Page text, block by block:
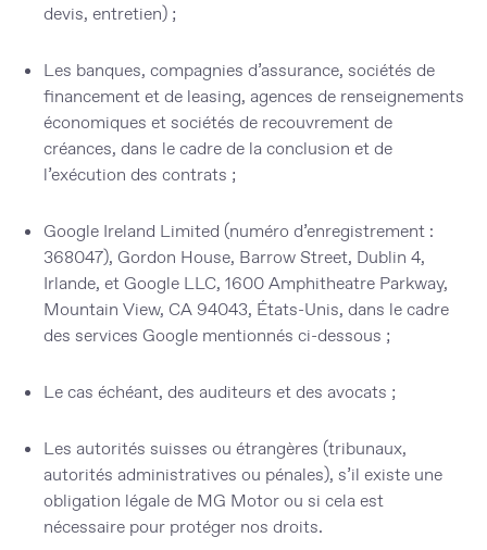
devis, entretien) ;
Les banques, compagnies d’assurance, sociétés de
financement et de leasing, agences de renseignements
économiques et sociétés de recouvrement de
créances, dans le cadre de la conclusion et de
l’exécution des contrats ;
Google Ireland Limited (numéro d’enregistrement :
368047), Gordon House, Barrow Street, Dublin 4,
Irlande, et Google LLC, 1600 Amphitheatre Parkway,
Mountain View, CA 94043, États-Unis, dans le cadre
des services Google mentionnés ci-dessous ;
Le cas échéant, des auditeurs et des avocats ;
Les autorités suisses ou étrangères (tribunaux,
autorités administratives ou pénales), s’il existe une
obligation légale de MG Motor ou si cela est
nécessaire pour protéger nos droits.